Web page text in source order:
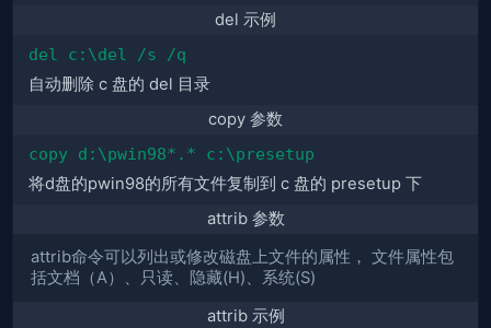
del 示例
del c:\del /s /q
自动删除 c 盘的 del 目录
copy 参数
copy d:\pwin98*.* c:\presetup
将d盘的pwin98的所有文件复制到 c 盘的 presetup 下
attrib 参数
attrib命令可以列出或修改磁盘上文件的属性， 文件属性包
括文档（A）、只读、隐藏(H)、系统(S)
attrib 示例